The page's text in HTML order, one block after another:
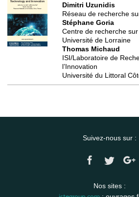
Dimitri Uzunidis
Réseau de recherche
Stéphane Goria
Centre de recherche
Université de Lorraine
Thomas Michaud
ISI/Laboratoire de
l’Innovation
Université du Littoral
Suivez-nous sur :
Nos sites :